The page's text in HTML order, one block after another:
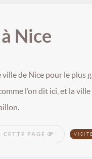
Nice
de Nice pour le
l’on dit ici, et la
CETTE PAGE